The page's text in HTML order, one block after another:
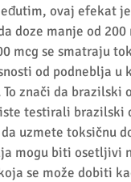
ovaj efekat
doze manje od 200
mcg se smatraju
od podneblja u
znači da brazilski
testirali brazilski
uzmete toksičnu
mogu biti osetljivi
se može dobiti